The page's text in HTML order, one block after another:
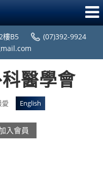
樓B5
(07)392-9924
愛 English
入會員